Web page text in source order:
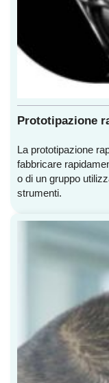
Prototipazione
La prototipazione
fabbricare
o di un gruppo
strumenti.